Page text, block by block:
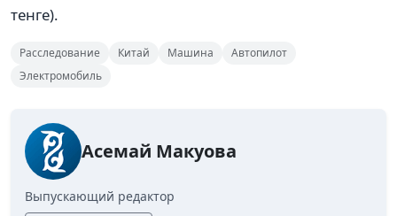
тенге).
Расследование Китай Машина
Автопилот
Электромобиль
Асемай Макуова
Выпускающий редактор